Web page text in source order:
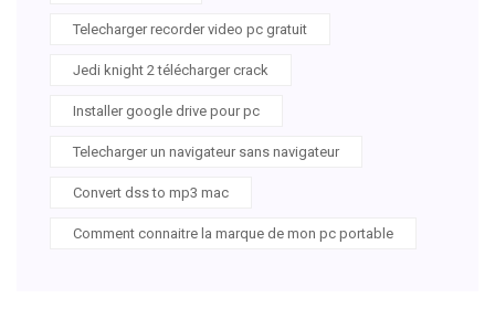
Telecharger recorder video pc gratuit
Jedi knight 2 télécharger crack
Installer google drive pour pc
Telecharger un navigateur sans navigateur
Convert dss to mp3 mac
Comment connaitre la marque de mon pc portable